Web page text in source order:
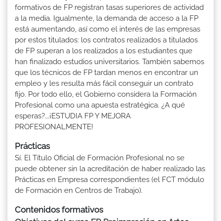
formativos de FP registran tasas superiores de actividad
a la media. Igualmente, la demanda de acceso a la FP
está aumentando, así como el interés de las empresas
por estos titulados: los contratos realizados a titulados
de FP superan a los realizados a los estudiantes que
han finalizado estudios universitarios. También sabemos
que los técnicos de FP tardan menos en encontrar un
empleo y les resulta más fácil conseguir un contrato
fijo. Por todo ello, el Gobierno considera la Formación
Profesional como una apuesta estratégica. ¿A qué
esperas?...¡ESTUDIA FP Y MEJORA
PROFESIONALMENTE!
Prácticas
Sí. El Título Oficial de Formación Profesional no se
puede obtener sin la acreditación de haber realizado las
Prácticas en Empresa correspondientes (el FCT módulo
de Formación en Centros de Trabajo).
Contenidos formativos